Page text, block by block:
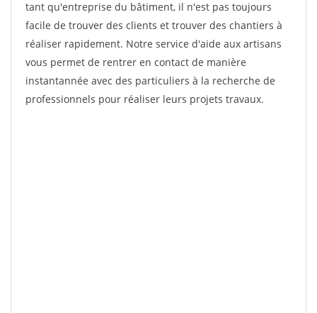
tant qu'entreprise du bâtiment, il n'est pas toujours
facile de trouver des clients et trouver des chantiers à
réaliser rapidement. Notre service d'aide aux artisans
vous permet de rentrer en contact de manière
instantannée avec des particuliers à la recherche de
professionnels pour réaliser leurs projets travaux.